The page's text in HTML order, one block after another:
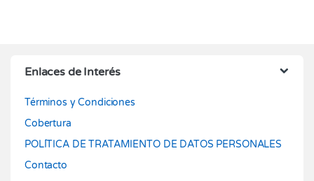
Enlaces de Interés
Términos y Condiciones
Cobertura
POLÍTICA DE TRATAMIENTO DE DATOS PERSONALES
Contacto